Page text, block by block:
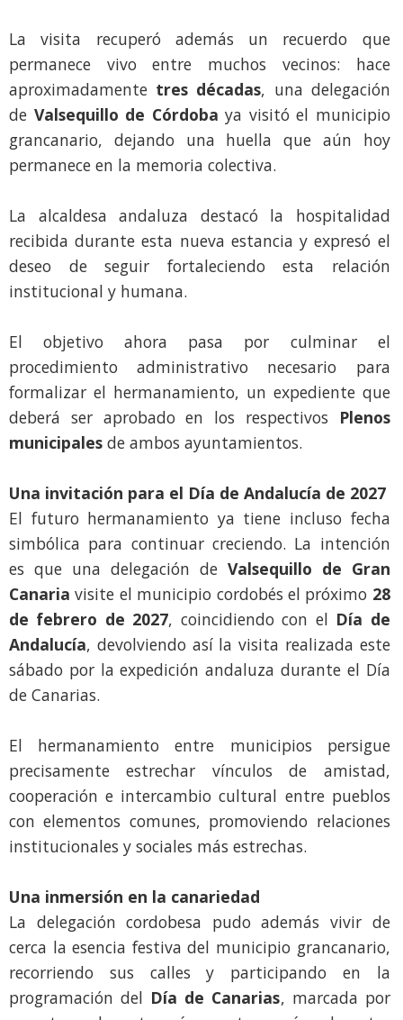
La visita recuperó además un recuerdo que
permanece vivo entre muchos vecinos: hace
aproximadamente tres décadas, una delegación
de Valsequillo de Córdoba ya visitó el municipio
grancanario, dejando una huella que aún hoy
permanece en la memoria colectiva.
La alcaldesa andaluza destacó la hospitalidad
recibida durante esta nueva estancia y expresó el
deseo de seguir fortaleciendo esta relación
institucional y humana.
El objetivo ahora pasa por culminar el
procedimiento administrativo necesario para
formalizar el hermanamiento, un expediente que
deberá ser aprobado en los respectivos Plenos
municipales de ambos ayuntamientos.
Una invitación para el Día de Andalucía de 2027
El futuro hermanamiento ya tiene incluso fecha
simbólica para continuar creciendo. La intención
es que una delegación de Valsequillo de Gran
Canaria visite el municipio cordobés el próximo 28
de febrero de 2027, coincidiendo con el Día de
Andalucía, devolviendo así la visita realizada este
sábado por la expedición andaluza durante el Día
de Canarias.
El hermanamiento entre municipios persigue
precisamente estrechar vínculos de amistad,
cooperación e intercambio cultural entre pueblos
con elementos comunes, promoviendo relaciones
institucionales y sociales más estrechas.
Una inmersión en la canariedad
La delegación cordobesa pudo además vivir de
cerca la esencia festiva del municipio grancanario,
recorriendo sus calles y participando en la
programación del Día de Canarias, marcada por